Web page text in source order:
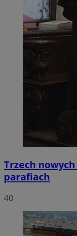
Trzech
parafiach
40